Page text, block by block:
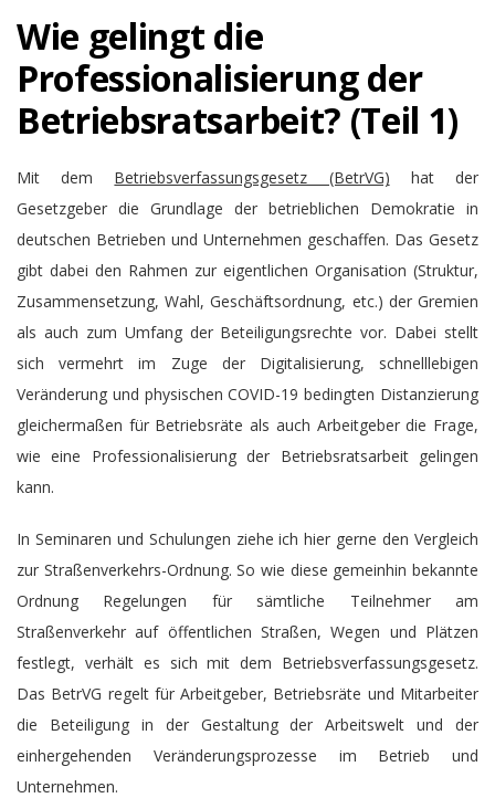
Wie gelingt die
Professionalisierung der
Betriebsratsarbeit? (Teil 1)
Mit dem Betriebsverfassungsgesetz (BetrVG) hat der
Gesetzgeber die Grundlage der betrieblichen Demokratie in
deutschen Betrieben und Unternehmen geschaffen. Das Gesetz
gibt dabei den Rahmen zur eigentlichen Organisation (Struktur,
Zusammensetzung, Wahl, Geschäftsordnung, etc.) der Gremien
als auch zum Umfang der Beteiligungsrechte vor. Dabei stellt
sich vermehrt im Zuge der Digitalisierung, schnelllebigen
Veränderung und physischen COVID-19 bedingten Distanzierung
gleichermaßen für Betriebsräte als auch Arbeitgeber die Frage,
wie eine Professionalisierung der Betriebsratsarbeit gelingen
kann.
In Seminaren und Schulungen ziehe ich hier gerne den Vergleich
zur Straßenverkehrs-Ordnung. So wie diese gemeinhin bekannte
Ordnung Regelungen für sämtliche Teilnehmer am
Straßenverkehr auf öffentlichen Straßen, Wegen und Plätzen
festlegt, verhält es sich mit dem Betriebsverfassungsgesetz.
Das BetrVG regelt für Arbeitgeber, Betriebsräte und Mitarbeiter
die Beteiligung in der Gestaltung der Arbeitswelt und der
einhergehenden Veränderungsprozesse im Betrieb und
Unternehmen.